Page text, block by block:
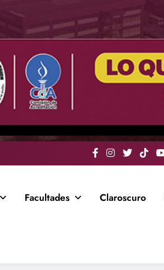
Facultades Claroscuro